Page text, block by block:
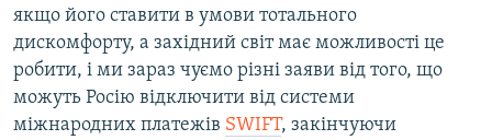
якщо його ставити в умови тотального
дискомфорту, а західний світ має можливості це
робити, і ми зараз чуємо різні заяви від того, що
можуть Росію відключити від системи
міжнародних платежів SWIFT, закінчуючи